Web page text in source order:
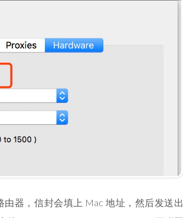
器，信封会填上 Mac 地址，然后发送出